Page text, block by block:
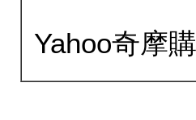
Yahoo奇摩